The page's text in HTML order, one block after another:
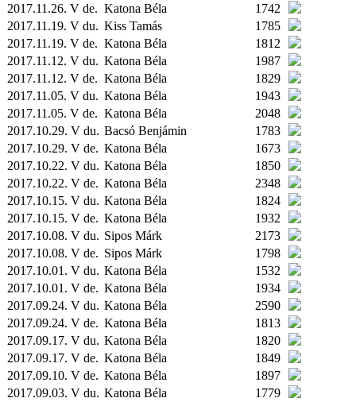
2017.11.26. V de. Katona Béla
1742
2017.11.19. V du. Kiss Tamás
1785
2017.11.19. V de. Katona Béla
1812
2017.11.12. V du. Katona Béla
1987
2017.11.12. V de. Katona Béla
1829
2017.11.05. V du. Katona Béla
1943
2017.11.05. V de. Katona Béla
2048
2017.10.29. V du. Bacsó Benjámin
1783
2017.10.29. V de. Katona Béla
1673
2017.10.22. V du. Katona Béla
1850
2017.10.22. V de. Katona Béla
2348
2017.10.15. V du. Katona Béla
1824
2017.10.15. V de. Katona Béla
1932
2017.10.08. V du. Sipos Márk
2173
2017.10.08. V de. Sipos Márk
1798
2017.10.01. V du. Katona Béla
1532
2017.10.01. V de. Katona Béla
1934
2017.09.24. V du. Katona Béla
2590
2017.09.24. V de. Katona Béla
1813
2017.09.17. V du. Katona Béla
1820
2017.09.17. V de. Katona Béla
1849
2017.09.10. V de. Katona Béla
1897
2017.09.03. V du. Katona Béla
1779